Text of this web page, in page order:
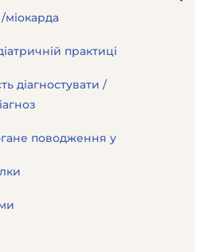
практиці
діагностувати /
поводження у